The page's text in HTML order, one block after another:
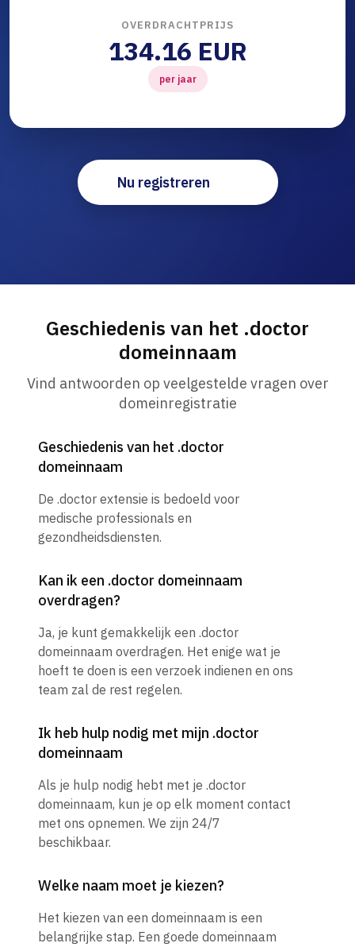
OVERDRACHTPRIJS
134.16 EUR
per jaar
Nu registreren
Geschiedenis van het .doctor
domeinnaam
Vind antwoorden op veelgestelde vragen over
domeinregistratie
Geschiedenis van het .doctor
domeinnaam
De .doctor extensie is bedoeld voor
medische professionals en
gezondheidsdiensten.
Kan ik een .doctor domeinnaam
overdragen?
Ja, je kunt gemakkelijk een .doctor
domeinnaam overdragen. Het enige wat je
hoeft te doen is een verzoek indienen en ons
team zal de rest regelen.
Ik heb hulp nodig met mijn .doctor
domeinnaam
Als je hulp nodig hebt met je .doctor
domeinnaam, kun je op elk moment contact
met ons opnemen. We zijn 24/7
beschikbaar.
Welke naam moet je kiezen?
Het kiezen van een domeinnaam is een
belangrijke stap. Een goede domeinnaam